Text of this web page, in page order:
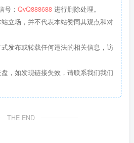
号： QvQ888688 进行删除处理。
立场，并不代表本站赞同其观点和对
发布或转载任何违法的相关信息，访
，如发现链接失效，请联系我们我们
THE END